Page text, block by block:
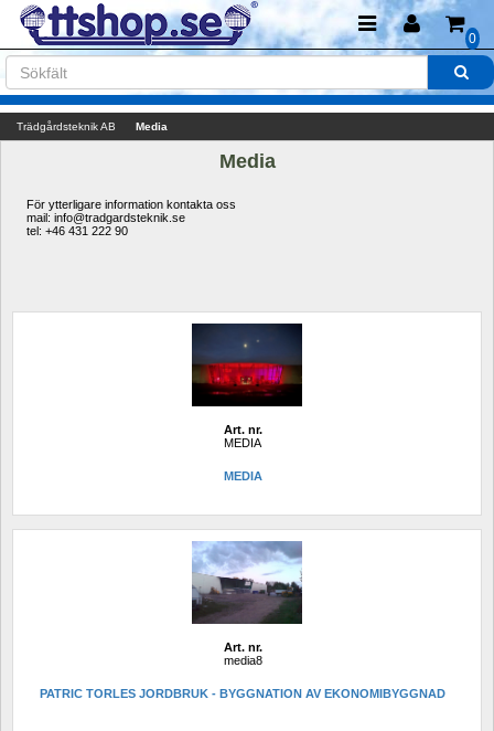
0
Trädgårdsteknik AB Media
Media
För ytterligare information kontakta oss
mail: info@tradgardsteknik.se
tel: +46 431 222 90
Art. nr.
MEDIA
MEDIA
Art. nr.
media8
PATRIC TORLES JORDBRUK - BYGGNATION AV EKONOMIBYGGNAD